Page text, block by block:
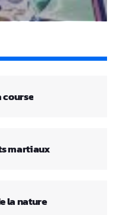
course
martiaux
la nature